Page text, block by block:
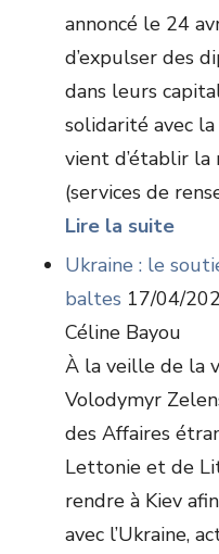
annoncé le 24
d’expulser des
dans leurs
solidarité avec
vient d’établir la
(services de
Lire la suite
Ukraine : le
baltes 17/04/
Céline Bayou
À la veille de la
Volodymyr
des Affaires
Lettonie et de
rendre à Kiev
avec l’Ukraine,